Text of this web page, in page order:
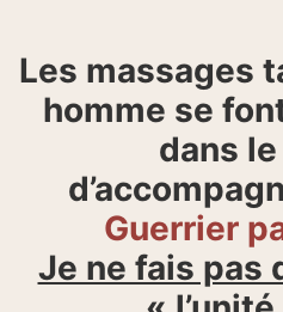
Les massages
homme se
dans
Guerrier
Je ne fais pas